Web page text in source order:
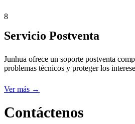
8
Servicio Postventa
Junhua ofrece un soporte postventa
problemas técnicos y proteger los
Ver más →
Contáctenos